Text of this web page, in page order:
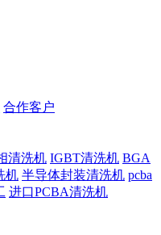
合作客户
清洗机 IGBT清洗机 BGA
机 半导体封装清洗机 pcba
进口PCBA清洗机